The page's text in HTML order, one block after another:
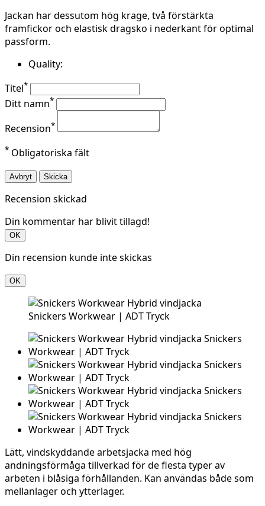
Jackan har dessutom hög krage, två förstärkta
framfickor och elastisk dragsko i nederkant för optimal
passform.
Quality:
Titel*
Ditt namn*
Recension*
* Obligatoriska fält
Avbryt Skicka
Recension skickad
Din kommentar har blivit tillagd!
OK
Din recension kunde inte skickas
OK
Lätt, vindskyddande arbetsjacka med hög
andningsförmåga tillverkad för de flesta typer av
arbeten i blåsiga förhållanden. Kan användas både som
mellanlager och ytterlager.